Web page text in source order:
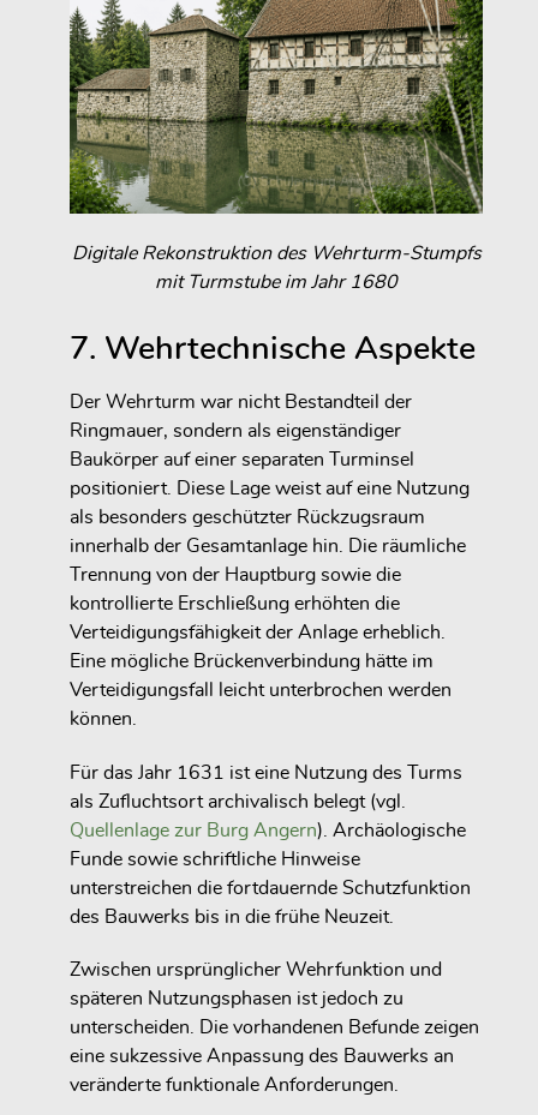
Digitale Rekonstruktion des Wehrturm-Stumpfs
mit Turmstube im Jahr 1680
7. Wehrtechnische Aspekte
Der Wehrturm war nicht Bestandteil der
Ringmauer, sondern als eigenständiger
Baukörper auf einer separaten Turminsel
positioniert. Diese Lage weist auf eine Nutzung
als besonders geschützter Rückzugsraum
innerhalb der Gesamtanlage hin. Die räumliche
Trennung von der Hauptburg sowie die
kontrollierte Erschließung erhöhten die
Verteidigungsfähigkeit der Anlage erheblich.
Eine mögliche Brückenverbindung hätte im
Verteidigungsfall leicht unterbrochen werden
können.
Für das Jahr 1631 ist eine Nutzung des Turms
als Zufluchtsort archivalisch belegt (vgl.
Quellenlage zur Burg Angern). Archäologische
Funde sowie schriftliche Hinweise
unterstreichen die fortdauernde Schutzfunktion
des Bauwerks bis in die frühe Neuzeit.
Zwischen ursprünglicher Wehrfunktion und
späteren Nutzungsphasen ist jedoch zu
unterscheiden. Die vorhandenen Befunde zeigen
eine sukzessive Anpassung des Bauwerks an
veränderte funktionale Anforderungen.